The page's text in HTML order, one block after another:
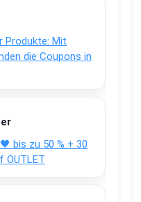
Produkte: Mit
die Coupons in
bis zu 50 % + 30
OUTLET